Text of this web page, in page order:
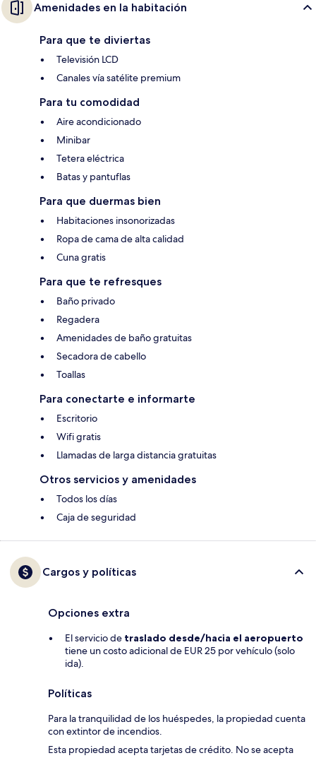
Amenidades en la habitación
Para que te diviertas
Televisión LCD
Canales vía satélite premium
Para tu comodidad
Aire acondicionado
Minibar
Tetera eléctrica
Batas y pantuflas
Para que duermas bien
Habitaciones insonorizadas
Ropa de cama de alta calidad
Cuna gratis
Para que te refresques
Baño privado
Regadera
Amenidades de baño gratuitas
Secadora de cabello
Toallas
Para conectarte e informarte
Escritorio
Wifi gratis
Llamadas de larga distancia gratuitas
Otros servicios y amenidades
Todos los días
Caja de seguridad
Cargos y políticas
Opciones extra
El servicio de traslado desde/hacia el aeropuerto
tiene un costo adicional de EUR 25 por vehículo (solo
ida).
Políticas
Para la tranquilidad de los huéspedes, la propiedad cuenta
con extintor de incendios.
Esta propiedad acepta tarjetas de crédito. No se acepta